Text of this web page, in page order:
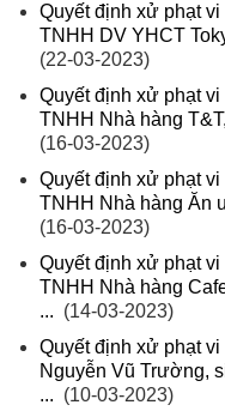
Quyết định xử phạt
TNHH DV YHCT
(22-03-2023)
Quyết định xử phạt
TNHH Nhà hàng
(16-03-2023)
Quyết định xử phạt
TNHH Nhà hàng Ăn
(16-03-2023)
Quyết định xử phạt
TNHH Nhà hàng
... (14-03-2023)
Quyết định xử phạt
Nguyễn Vũ Trường,
... (10-03-2023)